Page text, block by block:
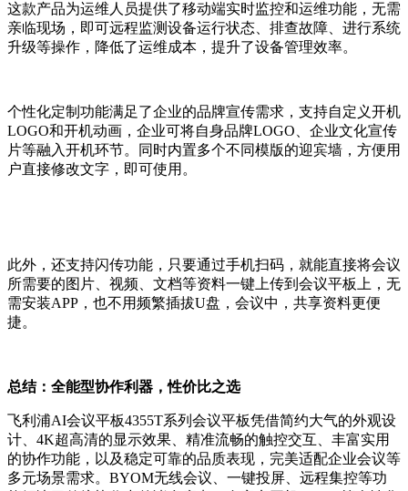
这款产品为运维人员提供了移动端实时监控和运维功能，无需
亲临现场，即可远程监测设备运行状态、排查故障、进行系统
升级等操作，降低了运维成本，提升了设备管理效率。
个性化定制功能满足了企业的品牌宣传需求，支持自定义开机
LOGO和开机动画，企业可将自身品牌LOGO、企业文化宣传
片等融入开机环节。同时内置多个不同模版的迎宾墙，方便用
户直接修改文字，即可使用。
此外，还支持闪传功能，只要通过手机扫码，就能直接将会议
所需要的图片、视频、文档等资料一键上传到会议平板上，无
需安装APP，也不用频繁插拔U盘，会议中，共享资料更便
捷。
总结：全能型协作利器，性价比之选
飞利浦AI会议平板4355T系列会议平板凭借简约大气的外观设
计、4K超高清的显示效果、精准流畅的触控交互、丰富实用
的协作功能，以及稳定可靠的品质表现，完美适配企业会议等
多元场景需求。BYOM无线会议、一键投屏、远程集控等功